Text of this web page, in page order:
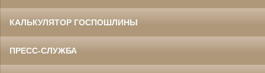
КАЛЬКУЛЯТОР ГОСПОШЛИНЫ
ПРЕСС-СЛУЖБА